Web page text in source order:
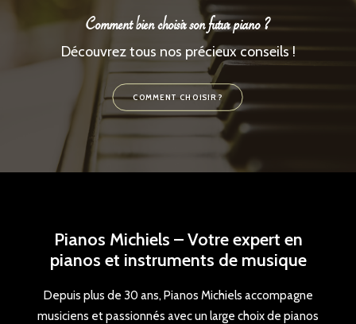
Comment bien choisir son futur piano ?
Découvrez tous nos précieux conseils !
COMMENT CHOISIR ?
Pianos Michiels – Votre expert en
pianos et instruments de musique
Depuis plus de 30 ans, Pianos Michiels accompagne
musiciens et passionnés avec un large choix de pianos